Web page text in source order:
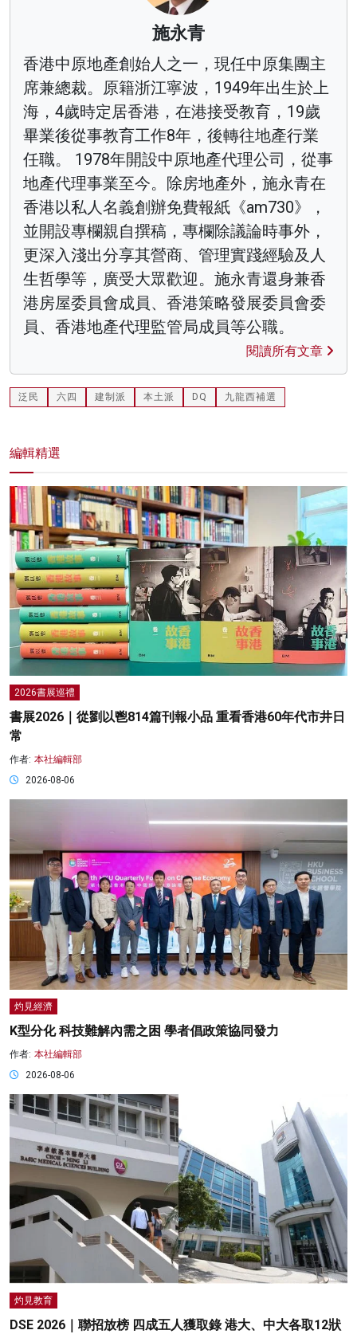
施永青
香港中原地產創始人之一，現任中原集團主
席兼總裁。原籍浙江寧波，1949年出生於上
海，4歲時定居香港，在港接受教育，19歲
畢業後從事教育工作8年，後轉往地產行業
任職。 1978年開設中原地產代理公司，從事
地產代理事業至今。除房地產外，施永青在
香港以私人名義創辦免費報紙《am730》，
並開設專欄親自撰稿，專欄除議論時事外，
更深入淺出分享其營商、管理實踐經驗及人
生哲學等，廣受大眾歡迎。施永青還身兼香
港房屋委員會成員、香港策略發展委員會委
員、香港地產代理監管局成員等公職。
閱讀所有文章
泛民 六四 建制派 本土派 DQ 九龍西補選
編輯精選
2026書展巡禮
書展2026｜從劉以鬯814篇刊報小品 重看香港60年代市井日
常
作者: 本社編輯部
2026-08-06
灼見經濟
K型分化 科技難解內需之困 學者倡政策協同發力
作者: 本社編輯部
2026-08-06
灼見教育
DSE 2026｜聯招放榜 四成五人獲取錄 港大、中大各取12狀